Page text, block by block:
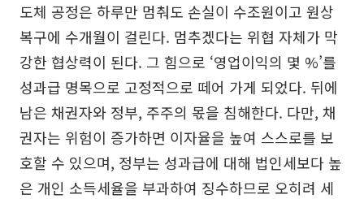
도체 공정은 하루만 멈춰도 손실이 수조원이고 원상
복구에 수개월이 걸린다. 멈추겠다는 위협 자체가 막
강한 협상력이 된다. 그 힘으로 ‘영업이익의 몇 %’를
성과급 명목으로 고정적으로 떼어 가게 되었다. 뒤에
남은 채권자와 정부, 주주의 몫을 침해한다. 다만, 채
권자는 위험이 증가하면 이자율을 높여 스스로를 보
호할 수 있으며, 정부는 성과급에 대해 법인세보다 높
은 개인 소득세율을 부과하여 징수하므로 오히려 세